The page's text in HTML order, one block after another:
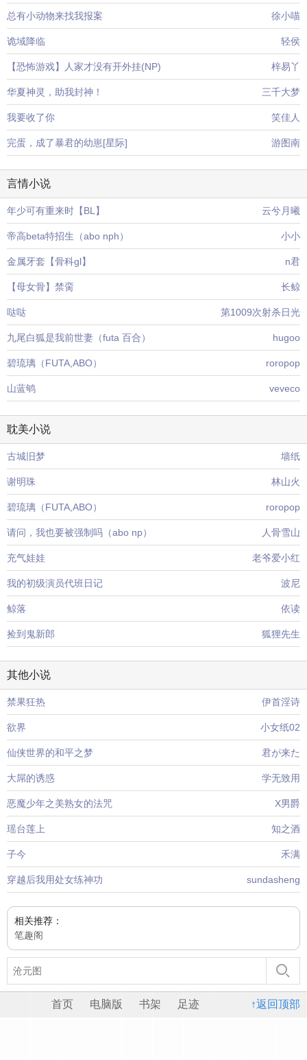
总有小动物来找我报案 徐小喵
诡域降临 轻侯
【恐怖游戏】人家才没有开外挂(NP) 梓易丫
华夏神灵，助我封神！ 三千大梦
我要收了你 笑佳人
完蛋，成了暴君的幼崽[星际] 游图南
言情小说
年少可有重来时【BL】 云兮月曦
帝高beta特招生（abo nph） 小小
金属牙套【骨科gl】 n君
【母女骨】禁脔 长鲸
哒哒 第1009次射杀日光
九尾白狐是我前世妻（futa 百合） hugoo
碧琉璃（FUTA,ABO） roropop
山蓝鸲 veveco
耽美小说
古城旧梦 墙纸
谢明珠 林山火
碧琉璃（FUTA,ABO） roropop
请问，我也要被强制吗（abo np） 人骨雪山
充气娃娃 老爷爱小红
我的初级演员代班日记 波尼
鲸落 依读
捡到鬼新郎 狐狸先生
其他小说
禁果狂热 伊首淫诗
欲界 小女纸02
仙侠世界的和平之梦 君が来た
大屌的诱惑 学无致用
恶魔少年之美熟女的法咒 X男爵
瑶台莲上 知之酒
子今 禾满
穿越后我用处女练神功 sundasheng
相关推荐：
笔趣阁
↑返回顶部
首页 电脑版 书架 足迹